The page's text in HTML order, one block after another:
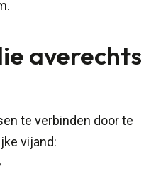
averechts
te verbinden door te
vijand: